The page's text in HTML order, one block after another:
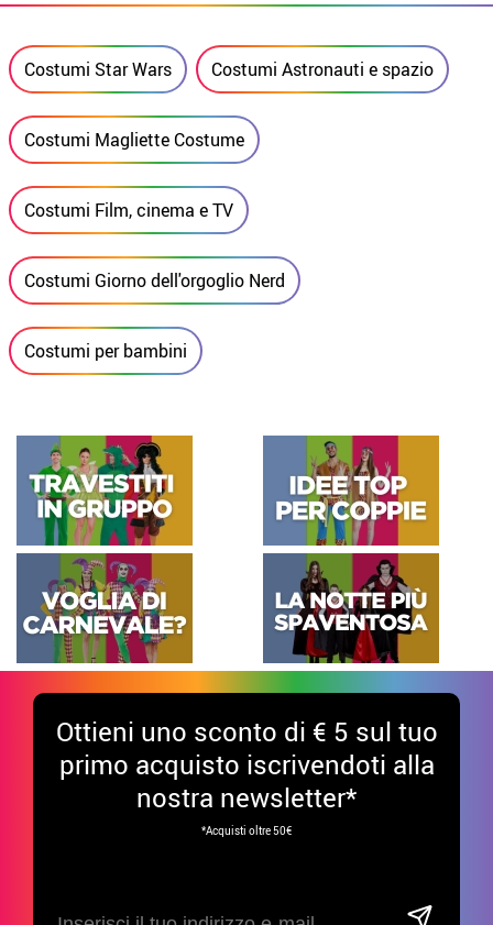
Costumi Star Wars Costumi Astronauti e spazio
Costumi Magliette Costume
Costumi Film, cinema e TV
Costumi Giorno dell'orgoglio Nerd
Costumi per bambini
Ottieni uno sconto di € 5 sul tuo
primo acquisto iscrivendoti alla
nostra newsletter*
*Acquisti oltre 50€